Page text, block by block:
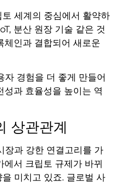
세계의 중심에서 활약하
분산 원장 기술 같은 것
체인과 결합되어 새로운
자 경험을 더 좋게 만들어
성과 효율성을 높이는 역
상관관계
장과 강한 연결고리를 가
에서 크립토 규제가 바뀌
미치고 있죠. 글로벌 사